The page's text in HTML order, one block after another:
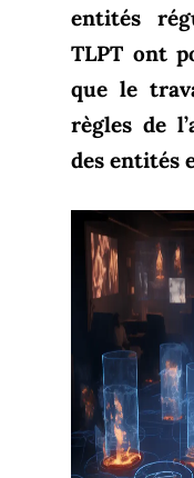
entités
TLPT ont
que le
règles de
des entités